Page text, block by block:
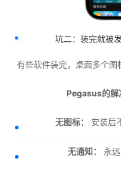
坑二：装完就被
有些软件装完，桌面多个图
Pegasus的解
无图标： 安装后
无通知： 永